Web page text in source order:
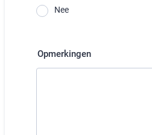
Nee
Opmerkingen